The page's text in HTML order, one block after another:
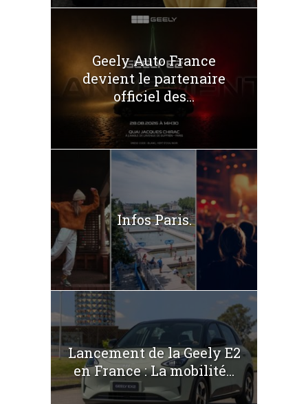
Geely Auto France
devient le partenaire
officiel des...
Infos Paris.
Lancement de la Geely E2
en France : La mobilité...